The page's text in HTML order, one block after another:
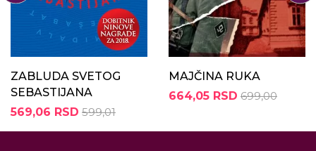
ZABLUDA SVETOG
SEBASTIJANA
569,06 RSD 599,01
MAJČINA RUKA
664,05 RSD 699,00